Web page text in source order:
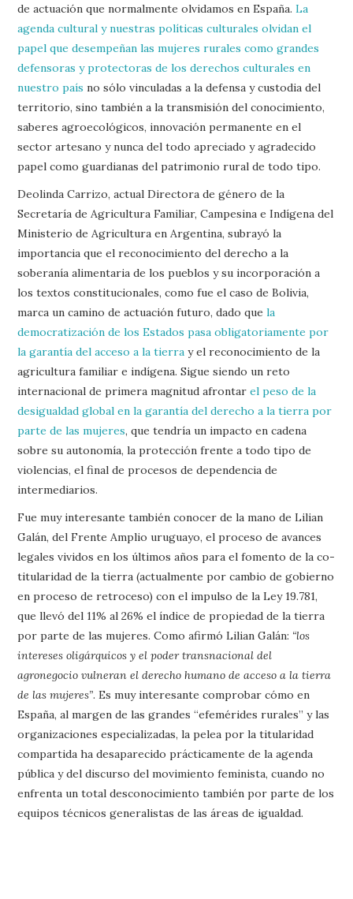
de actuación que normalmente olvidamos en España. La
agenda cultural y nuestras políticas culturales olvidan el
papel que desempeñan las mujeres rurales como grandes
defensoras y protectoras de los derechos culturales en
nuestro país no sólo vinculadas a la defensa y custodia del
territorio, sino también a la transmisión del conocimiento,
saberes agroecológicos, innovación permanente en el
sector artesano y nunca del todo apreciado y agradecido
papel como guardianas del patrimonio rural de todo tipo.
Deolinda Carrizo, actual Directora de género de la
Secretaría de Agricultura Familiar, Campesina e Indígena del
Ministerio de Agricultura en Argentina, subrayó la
importancia que el reconocimiento del derecho a la
soberanía alimentaria de los pueblos y su incorporación a
los textos constitucionales, como fue el caso de Bolivia,
marca un camino de actuación futuro, dado quela
democratización de los Estados pasa obligatoriamente por
la garantía del acceso a la tierra y el reconocimiento de la
agricultura familiar e indígena. Sigue siendo un reto
internacional de primera magnitud afrontarel peso de la
desigualdad global en la garantía del derecho a la tierra por
parte de las mujeres, que tendría un impacto en cadena
sobre su autonomía, la protección frente a todo tipo de
violencias, el final de procesos de dependencia de
intermediarios.
Fue muy interesante también conocer de la mano de Lilian
Galán, del Frente Amplio uruguayo, el proceso de avances
legales vividos en los últimos años para el fomento de la co-
titularidad de la tierra (actualmente por cambio de gobierno
en proceso de retroceso) con el impulso de la Ley 19.781,
que llevó del 11% al 26% el índice de propiedad de la tierra
por parte de las mujeres. Como afirmó Lilian Galán: “los
intereses oligárquicos y el poder transnacional del
agronegocio vulneran el derecho humano de acceso a la tierra
de las mujeres”. Es muy interesante comprobar cómo en
España, al margen de las grandes “efemérides rurales” y las
organizaciones especializadas, la pelea por la titularidad
compartida ha desaparecido prácticamente de la agenda
pública y del discurso del movimiento feminista, cuando no
enfrenta un total desconocimiento también por parte de los
equipos técnicos generalistas de las áreas de igualdad.